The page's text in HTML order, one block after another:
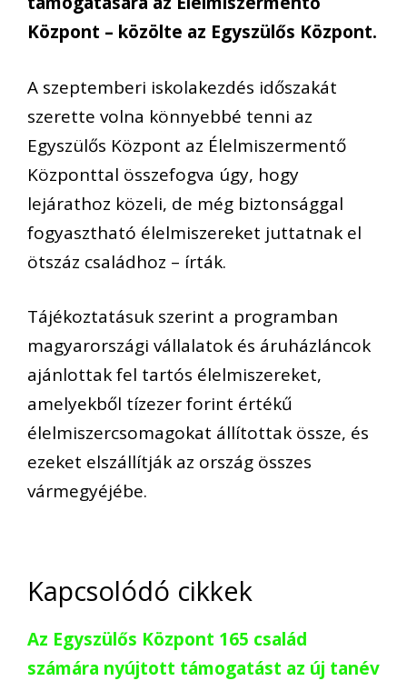
Központ – közölte az Egyszülős Központ.
A szeptemberi iskolakezdés időszakát
szerette volna könnyebbé tenni az
Egyszülős Központ az Élelmiszermentő
Központtal összefogva úgy, hogy
lejárathoz közeli, de még biztonsággal
fogyasztható élelmiszereket juttatnak el
ötszáz családhoz – írták.
Tájékoztatásuk szerint a programban
magyarországi vállalatok és áruházláncok
ajánlottak fel tartós élelmiszereket,
amelyekből tízezer forint értékű
élelmiszercsomagokat állítottak össze, és
ezeket elszállítják az ország összes
vármegyéjébe.
Kapcsolódó cikkek
Az Egyszülős Központ 165 család
számára nyújtott támogatást az új tanév